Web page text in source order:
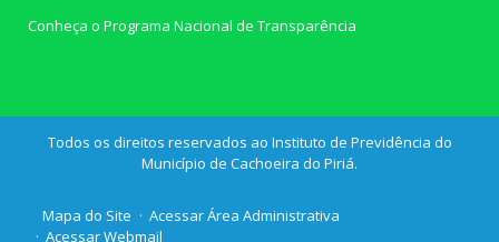
Conheça o Programa Nacional de Transparência
Todos os direitos reservados ao Instituto de Previdência do
Município de Cachoeira do Piriá.
Mapa do Site
Acessar Área Administrativa
Acessar Webmail